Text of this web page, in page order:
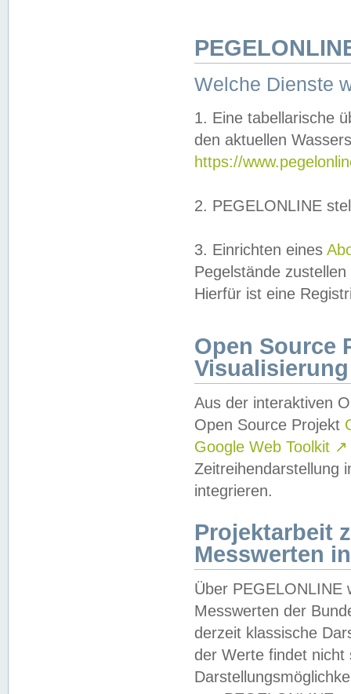
Welche Dienste
1. Eine tabellarische
den aktuellen
https://
2. PEGELONLINE
3. Einrichten eines
Pegelstände
Hierfür ist eine
Open Source
Visualisierung
Aus der interaktiven
Open Source Projekt
Google Web Toolkit ↗
Zeitreihendarstellung
integrieren.
Projektarbeit
Messwerten
Über PEGELONLINE
Messwerten der
derzeit klassische
der Werte findet